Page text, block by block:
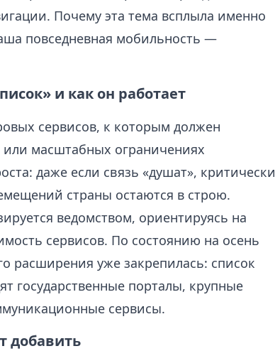
Почему эта тема всплыла именно
повседневная мобильность —
и как он работает
сервисов, к которым должен
или масштабных ограничениях
даже если связь «душат», критически
страны остаются в строю.
ведомством, ориентируясь на
сервисов. По состоянию на осень
расширения уже закрепилась: список
государственные порталы, крупные
сервисы.
добавить